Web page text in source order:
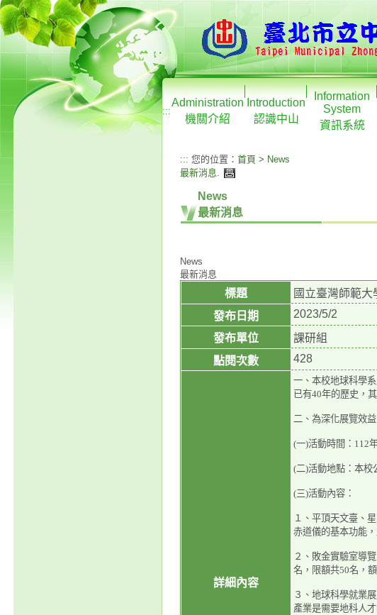
:::
Administration
機關介紹
Introduction
認識中山
Information
System
資訊系統
::: 您的位置： 首頁 > News
最新消息.
News
最新消息
News
最新消息
標題
國立臺灣師範
發布日期
2023/5/2
發布單位
課研組
點閱次數
428
詳細內容
一、本校地球科學
已有40年的歷史，
二、為深化展覽效
(一)活動時間：112
(二)活動地點：本校
(三)活動內容：
１、平頂天文臺、
赤道儀的基本功能
２、敗金實驗室導
名，限額共50名，
３、地球科學就業
產業是需要地科人